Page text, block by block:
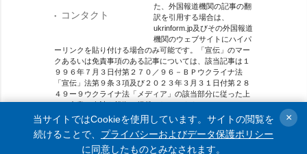
コンタクト
た、外国報道機関の記事の翻
訳を引用する場合は、
ukrinform.jp及びその外国報道
機関のウェブサイトにハイパ
ーリンクを貼り付ける場合のみ可能です。「宣伝」のマー
クあるいは免責事項のある記事については、該当記事は１
９９６年７月３日付第２７０／９６－ＢＰウクライナ法
「宣伝」法第９条３項及び２０２３年３月３１日付第２８
４９ー９ウクライナ法「メディア」の該当部分に従った上
で、合意／会計を根拠に掲載されています。
オンラインメディア主体 メディア識別番号：R40-01421.
© 2015-2026 Ukrinform. All rights reserved.
当サイトではCookieを使用しています。サイトの閲覧を
続けることで、 プライバシーおよびデータ保護ポリシー
に同意したものとみなされます。
×